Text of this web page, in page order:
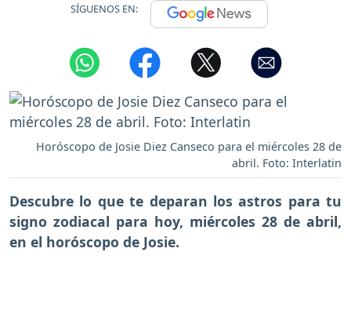
SÍGUENOS EN:
Horóscopo de Josie Diez Canseco para el miércoles 28 de
abril. Foto: Interlatin
Descubre lo que te deparan los astros para tu
signo zodiacal para hoy, miércoles 28 de abril,
en el horóscopo de Josie.